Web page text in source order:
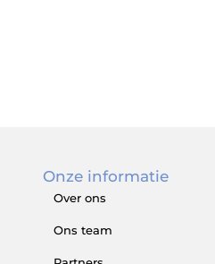
Onze informatie
Over ons
Ons team